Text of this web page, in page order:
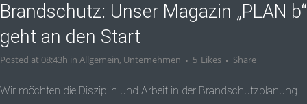
Brandschutz: Unser Magazin „PLAN b“
geht an den Start
Posted at 08:43h in Allgemein, Unternehmen 5 Likes Share
Wir möchten die Disziplin und Arbeit in der Brandschutzplanung